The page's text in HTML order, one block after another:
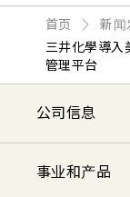
首页 新闻
三井化學導
管理平台
公司信息
事业和产品